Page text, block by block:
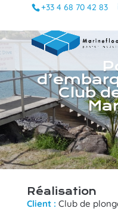
+33 4 68 70 42 83
Club
Réalisation
Client : Club de